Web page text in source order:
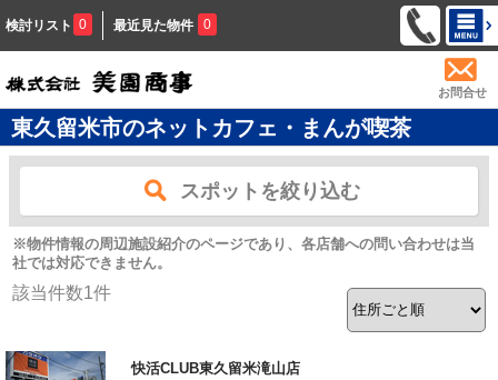
検討リスト 0 最近見た物件 0
お問合せ
東久留米市のネットカフェ・まんが喫茶
スポットを絞り込む
※物件情報の周辺施設紹介のページであり、各店舗への問い合わせは当
社では対応できません。
該当件数1件
快活CLUB東久留米滝山店